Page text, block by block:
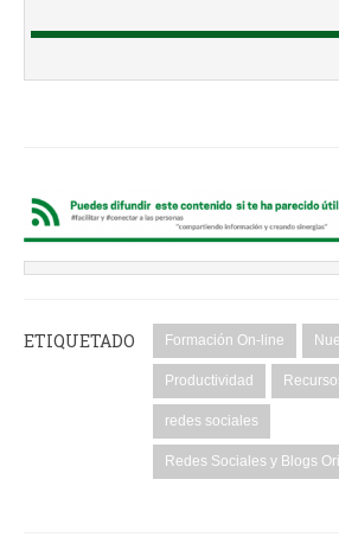
ETIQUETADO Formación On-line
Productividad
redes sociales
Redes Sociales y Blogs